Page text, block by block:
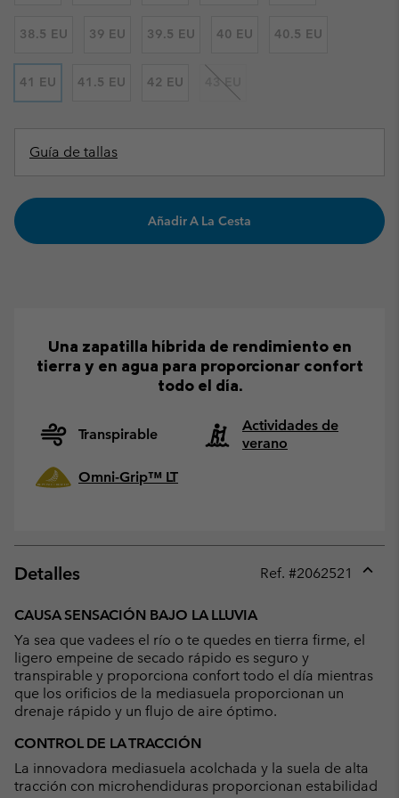
38.5 EU 39 EU 39.5 EU 40 EU 40.5 EU
41 EU 41.5 EU 42 EU 43 EU
Guía de tallas
Añadir A La Cesta
Una zapatilla híbrida de rendimiento en
tierra y en agua para proporcionar confort
todo el día.
Transpirable
Actividades de
verano
Omni-Grip™ LT
Detalles Ref. #2062521
CAUSA SENSACIÓN BAJO LA LLUVIA
Ya sea que vadees el río o te quedes en tierra firme, el
ligero empeine de secado rápido es seguro y
transpirable y proporciona confort todo el día mientras
que los orificios de la mediasuela proporcionan un
drenaje rápido y un flujo de aire óptimo.
CONTROL DE LA TRACCIÓN
La innovadora mediasuela acolchada y la suela de alta
tracción con microhendiduras proporcionan estabilidad